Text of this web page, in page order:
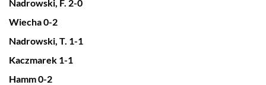
Nadrowski, F. 2-0
Wiecha 0-2
Nadrowski, T. 1-1
Kaczmarek 1-1
Hamm 0-2